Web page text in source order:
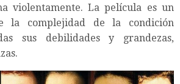
violentamente. La película es un
la complejidad de la condición
sus debilidades y grandezas,